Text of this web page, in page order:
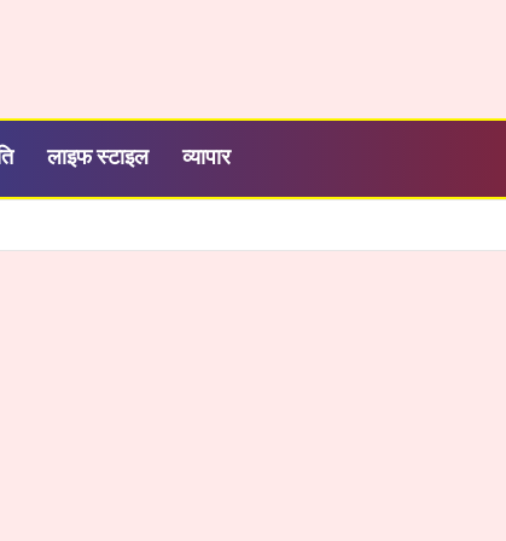
लाइफ स्टाइल व्यापार
में सालभर मनोरंजन, जियो ने बढ़ाया OTT-Pass का दायरा